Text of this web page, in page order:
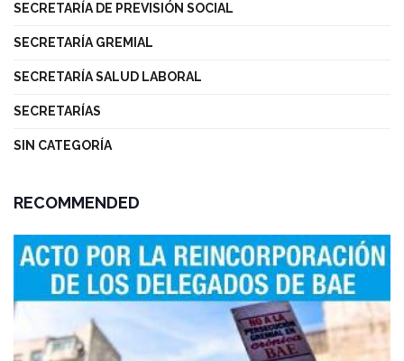
SECRETARÍA DE PREVISIÓN SOCIAL
SECRETARÍA GREMIAL
SECRETARÍA SALUD LABORAL
SECRETARÍAS
SIN CATEGORÍA
RECOMMENDED